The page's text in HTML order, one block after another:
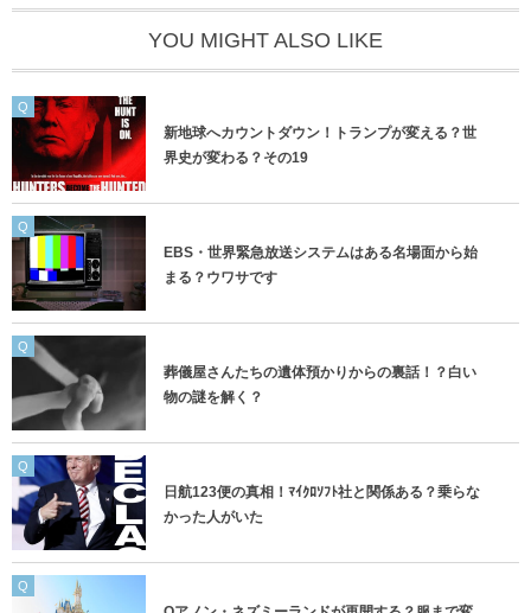
YOU MIGHT ALSO LIKE
Q
新地球へカウントダウン！トランプが変える？世
界史が変わる？その19
Q
EBS・世界緊急放送システムはある名場面から始
まる？ウワサです
Q
葬儀屋さんたちの遺体預かりからの裏話！？白い
物の謎を解く？
Q
日航123便の真相！ﾏｲｸﾛｿﾌﾄ社と関係ある？乗らな
かった人がいた
Q